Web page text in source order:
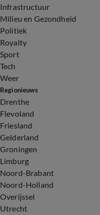
Infrastructuur
Milieu en Gezondheid
Politiek
Royalty
Sport
Tech
Weer
Regionieuws
Drenthe
Flevoland
Friesland
Gelderland
Groningen
Limburg
Noord-Brabant
Noord-Holland
Overijssel
Utrecht